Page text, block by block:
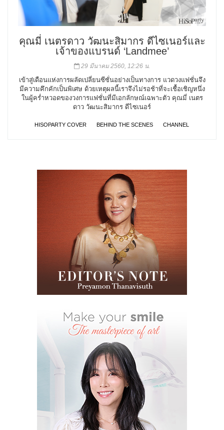
คุณมี่ เนตรดาว วัฒนะสิมากร ดีไซเนอร์และ
เจ้าของแบรนด์ ‘Landmee’
29 มีนาคม 2560, 12:26 น.
เข้าสู่เดือนแห่งการผลัดเปลี่ยนซีซั่นอย่างเป็นทางการ แวดวงแฟชั่นจึง
มีความคึกคักเป็นพิเศษ ด้วยเหตุผลนี้เราจึงไม่รอช้าที่จะเชื้อเชิญหนึ่ง
ในผู้คร่ำหวอดของวงการแฟชั่นที่มีเอกลักษณ์เฉพาะตัว คุณมี่ เนตร
ดาว วัฒนะสิมากร ดีไซเนอร์
HISOPARTY COVER BEHIND THE SCENES CHANNEL